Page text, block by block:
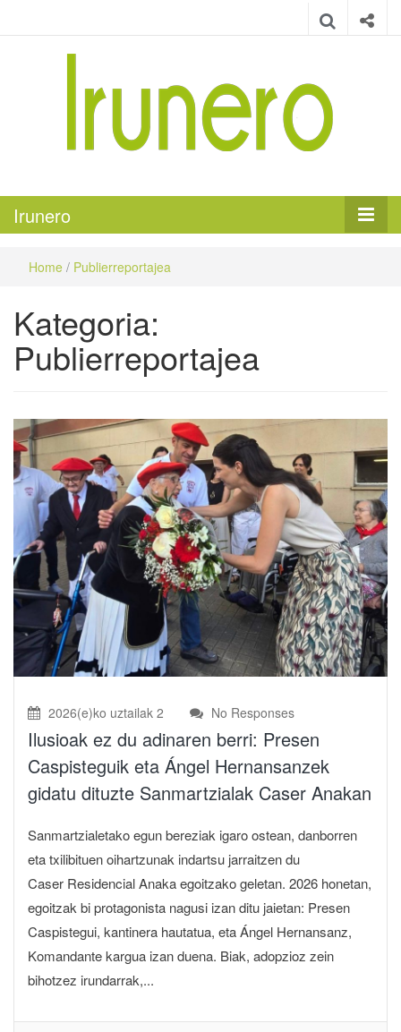
Irunero
Home / Publierreportajea
Kategoria:
Publierreportajea
2026(e)ko uztailak 2 No Responses
Ilusioak ez du adinaren berri: Presen
Caspisteguik eta Ángel Hernansanzek
gidatu dituzte Sanmartzialak Caser Anakan
Sanmartzialetako egun bereziak igaro ostean, danborren
eta txilibituen oihartzunak indartsu jarraitzen du
Caser Residencial Anaka egoitzako geletan. 2026 honetan,
egoitzak bi protagonista nagusi izan ditu jaietan: Presen
Caspistegui, kantinera hautatua, eta Ángel Hernansanz,
Komandante kargua izan duena. Biak, adopzioz zein
bihotzez irundarrak,...